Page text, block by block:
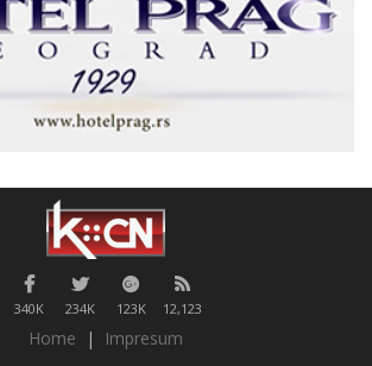
340K 234K 123K 12,123
Home |
Impresum